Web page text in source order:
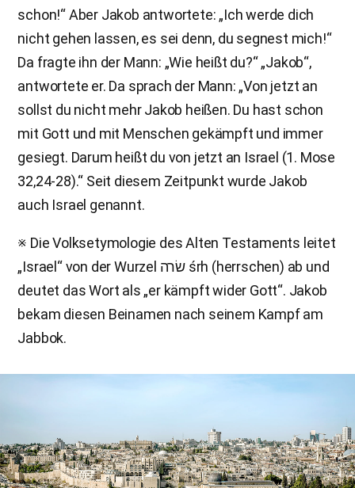
schon!“ Aber Jakob antwortete: „Ich werde dich
nicht gehen lassen, es sei denn, du segnest mich!“
Da fragte ihn der Mann: „Wie heißt du?“ „Jakob“,
antwortete er. Da sprach der Mann: „Von jetzt an
sollst du nicht mehr Jakob heißen. Du hast schon
mit Gott und mit Menschen gekämpft und immer
gesiegt. Darum heißt du von jetzt an Israel (1. Mose
32,24-28).“ Seit diesem Zeitpunkt wurde Jakob
auch Israel genannt.
※ Die Volksetymologie des Alten Testaments leitet
„Israel“ von der Wurzel שׂרה śrh (herrschen) ab und
deutet das Wort als „er kämpft wider Gott“. Jakob
bekam diesen Beinamen nach seinem Kampf am
Jabbok.